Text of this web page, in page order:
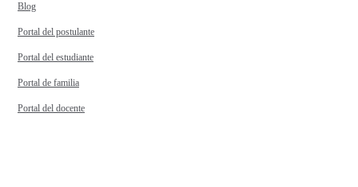
Blog
Portal del postulante
Portal del estudiante
Portal de familia
Portal del docente